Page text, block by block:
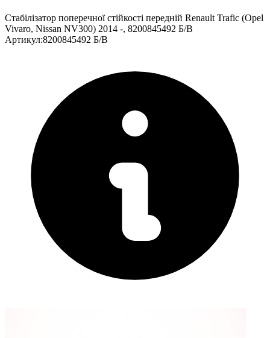
Стабілізатор поперечної стійкості передній Renault Trafic (Opel
Vivaro, Nissan NV300) 2014 -, 8200845492 Б/В
Артикул:8200845492 Б/В